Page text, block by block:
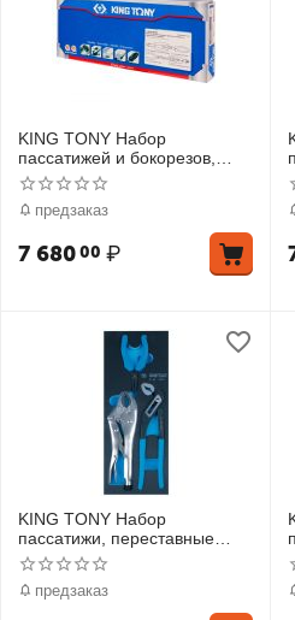
KING TONY Набор
пассатижей и бокорезов,
ложемент, 4 предмета
предзаказ
7 68000 ₽
KING TONY Набор
пассатижи, переставные
клещи и зажим, ложемент, 3
предмета
предзаказ